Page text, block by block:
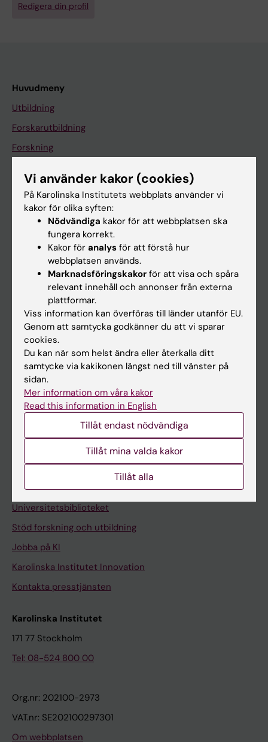
Redigera din profil
Huvudmeny
Utbildning
Forskarutbildning
Forskning
På gång
Kalender
Student
Canvas
Schema
Studentmejlen
Kurs- och programwebbar
Student på KI
Medarbetare
Medarbetarportalen
Kontakta och besök KI
Universitetsbiblioteket
Stöd forskning och utbildning
Jobba på KI
Karolinska Institutet Innovation
Kontakta presstjänsten
Karolinska Institutet
171 77 Stockholm
Tel: 08-524 800 00
Org.nr: 202100-2973
VAT.nr: SE202100297301
Om webbplatsen
Vi använder kakor (cookies)
På Karolinska Institutets webbplats använder vi
kakor för olika syften:
Nödvändiga kakor för att webbplatsen ska
fungera korrekt.
Kakor för analys för att förstå hur
webbplatsen används.
Marknadsföringskakor för att visa och spåra
relevant innehåll och annonser från externa
plattformar.
Viss information kan överföras till länder utanför EU.
Genom att samtycka godkänner du att vi sparar
cookies.
Du kan när som helst ändra eller återkalla ditt
samtycke via kakikonen längst ned till vänster på
sidan.
Mer information om våra kakor
Read this information in English
Tillåt endast nödvändiga
Tillåt mina valda kakor
Tillåt alla